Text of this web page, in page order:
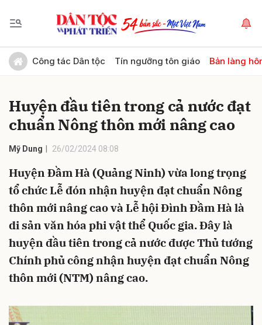
Công tác Dân tộc Tín ngưỡng tôn giáo Bản làng
Huyện đầu tiên trong cả nước đạt
chuẩn Nông thôn mới nâng cao
Mỹ Dung 26/02/2024 08:08
Huyện Đầm Hà (Quảng Ninh) vừa long trọng
tổ chức Lễ đón nhận huyện đạt chuẩn Nông
thôn mới nâng cao và Lễ hội Đình Đầm Hà là
di sản văn hóa phi vật thể Quốc gia. Đây là
huyện đầu tiên trong cả nước được Thủ tướng
Chính phủ công nhận huyện đạt chuẩn Nông
thôn mới (NTM) nâng cao.
Gửi bình luận
Hủy Gửi